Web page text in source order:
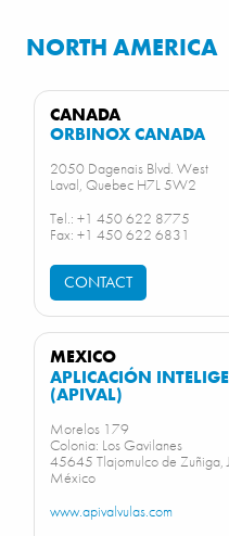
NORTH AMERICA
CANADA
ORBINOX CANADA
2050 Dagenais Blvd. West
Laval, Quebec H7L 5W2
Tel.: +1 450 622 8775
Fax: +1 450 622 6831
CONTACT
MEXICO
APLICACIÓN
(APIVAL)
Morelos 179
Colonia: Los Gavilanes
45645 Tlajomulco de Zuñiga,
México
www.apivalvulas.com